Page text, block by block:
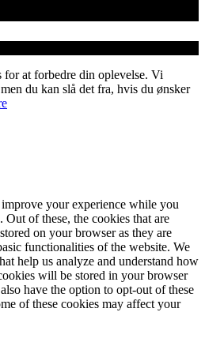
for at forbedre din oplevelse. Vi
du kan slå det fra, hvis du ønsker
your experience while you
of these, the cookies that are
on your browser as they are
functionalities of the website. We
help us analyze and understand how
will be stored in your browser
have the option to opt-out of these
of these cookies may affect your